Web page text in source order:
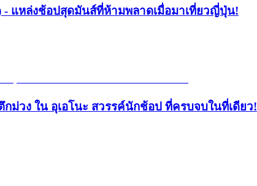
- แหล่งช้อปสุดมันส์ที่ห้ามพลาดเมื่อมาเที่ยวญี่ปุ่น!
ม่วง ใน อุเอโนะ สวรรค์นักช้อป ที่ครบจบในที่เดียว!